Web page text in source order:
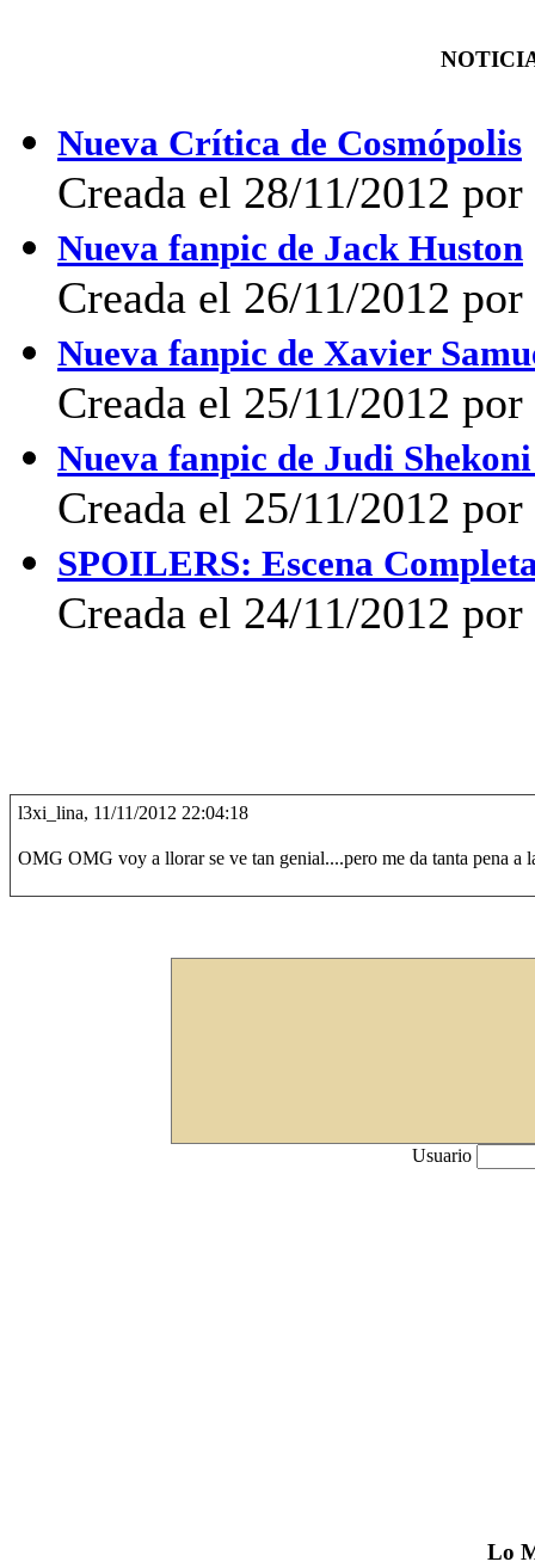
Nueva Crítica de Cosmópolis
Creada el 28/11/2012
Nueva fanpic de Jack Huston
Creada el 26/11/2012
Nueva fanpic de Xavier
Creada el 25/11/2012
Nueva fanpic de Judi
Creada el 25/11/2012
SPOILERS: Escena
Creada el 24/11/2012
l3xi_lina, 11/11/2012 22:04:18
OMG OMG voy a llorar se ve tan genial....pero me da tanta pena a
Usuario
Lo